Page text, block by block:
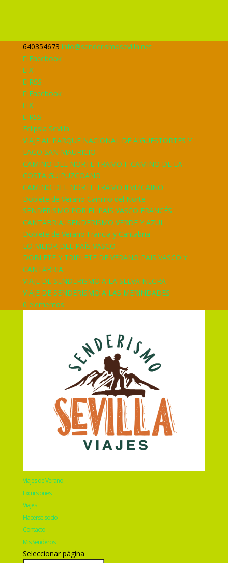
640354673 info@senderismosevilla.net
Facebook
X
RSS
Facebook
X
RSS
Eclipsia Sevilla
VIAJE AL PARQUE NACIONAL DE AIGÜESTORTES Y
LAGO SAN MAURICIO
CAMINO DEL NORTE TRAMO I- CAMINO DE LA
COSTA GUIPUZCOANO
CAMINO DEL NORTE TRAMO II VIZCAINO
Doblete de Verano Camino del Norte
SENDERISMO POR EL PAÍS VASCO FRANCÉS
CANTABRIA, SENDERISMO VERDE Y AZUL
Doblete de Verano Francia y Cantabria
LO MEJOR DEL PAÍS VASCO
DOBLETE Y TRIPLETE DE VERANO PAIS VASCO Y
CANTABRIA
VIAJE DE SENDERISMO A LA SELVA NEGRA
VIAJE DE SENDERISMO A LAS MERINDADES
0 elementos
Viajes de Verano
Excursiones
Viajes
Hacerse socio
Contacto
Mis Senderos
Seleccionar página